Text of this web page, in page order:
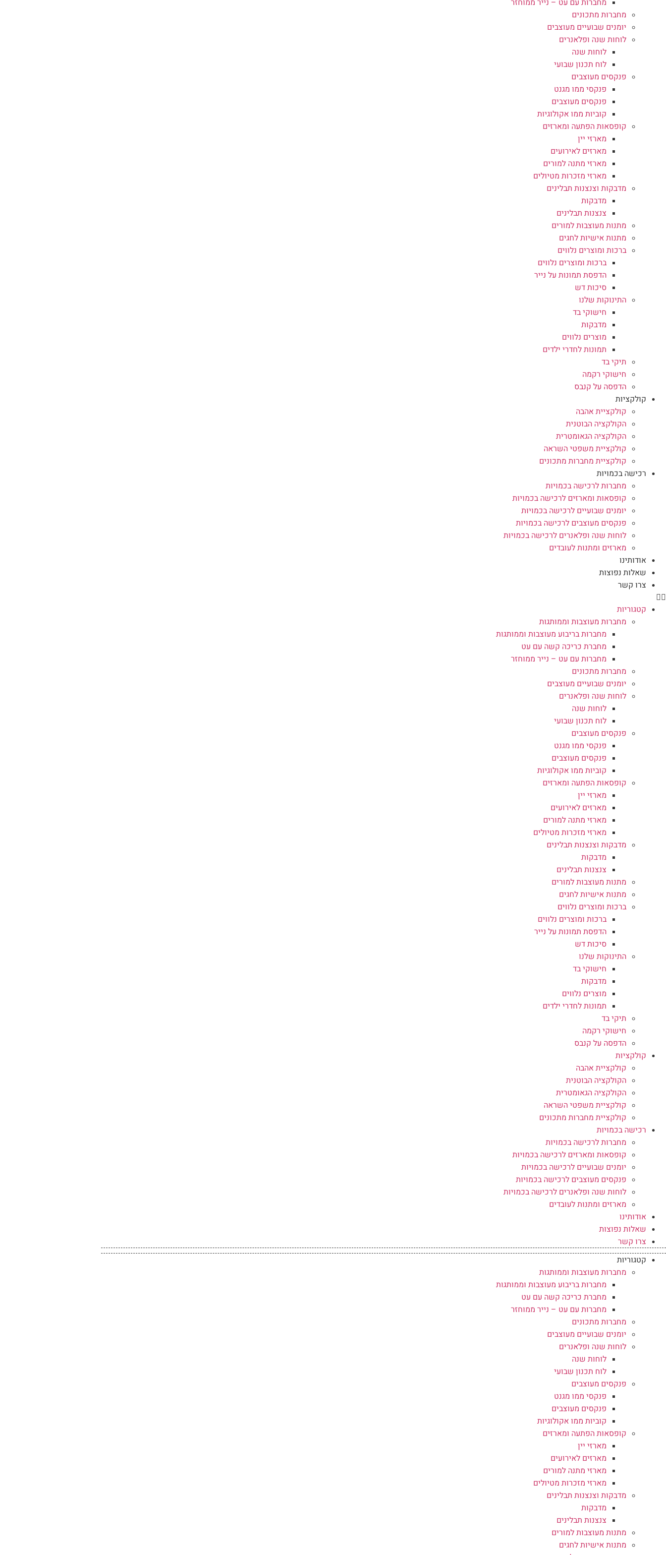
מחברות מתכונים
יומנים שבועיים מעוצבים
לוחות שנה ופלאנרים
לוחות שנה
לוח תכנון שבועי
פנקסים מעוצבים
פנקסי ממו מגנט
פנקסים מעוצבים
קוביות ממו אקולוגיות
קופסאות הפתעה ומארזים
מארזי יין
מארזים לאירועים
מארזי מתנה למורים
מארזי מזכרות מטיולים
מדבקות וצנצנות תבלינים
מדבקות
צנצנות תבלינים
מתנות מעוצבות למורים
מתנות אישיות לחגים
ברכות ומוצרים נלווים
ברכות ומוצרים נלווים
הדפסת תמונות על נייר
סיכות דש
התינוקות שלנו
חישוקי בד
מדבקות
מוצרים נלווים
תמונות לחדרי ילדים
תיקי בד
חישוקי רקמה
הדפסה על קנבס
קולקציות
קולקציית אהבה
הקולקציה הבוטנית
הקולקציה הגאומטרית
קולקציית משפטי השראה
קולקציית מחברות מתכונים
רכישה בכמויות
מחברות לרכישה בכמויות
קופסאות ומארזים לרכישה בכמויות
יומנים שבועיים לרכישה בכמויות
פנקסים מעוצבים לרכישה בכמויות
לוחות שנה ופלאנרים לרכישה בכמויות
מארזים ומתנות לעובדים
אודותינו
שאלות נפוצות
צרו קשר
קטגוריות
מחברות מעוצבות וממותגות
מחברות בריבוע מעוצבות וממותגות
מחברת כריכה קשה עם עט
מחברות עם עט – נייר ממוחזר
מחברות מתכונים
יומנים שבועיים מעוצבים
לוחות שנה ופלאנרים
לוחות שנה
לוח תכנון שבועי
פנקסים מעוצבים
פנקסי ממו מגנט
פנקסים מעוצבים
קוביות ממו אקולוגיות
קופסאות הפתעה ומארזים
מארזי יין
מארזים לאירועים
מארזי מתנה למורים
מארזי מזכרות מטיולים
מדבקות וצנצנות תבלינים
מדבקות
צנצנות תבלינים
מתנות מעוצבות למורים
מתנות אישיות לחגים
ברכות ומוצרים נלווים
ברכות ומוצרים נלווים
הדפסת תמונות על נייר
סיכות דש
התינוקות שלנו
חישוקי בד
מדבקות
מוצרים נלווים
תמונות לחדרי ילדים
תיקי בד
חישוקי רקמה
הדפסה על קנבס
קולקציות
קולקציית אהבה
הקולקציה הבוטנית
הקולקציה הגאומטרית
קולקציית משפטי השראה
קולקציית מחברות מתכונים
רכישה בכמויות
מחברות לרכישה בכמויות
קופסאות ומארזים לרכישה בכמויות
יומנים שבועיים לרכישה בכמויות
פנקסים מעוצבים לרכישה בכמויות
לוחות שנה ופלאנרים לרכישה בכמויות
מארזים ומתנות לעובדים
אודותינו
שאלות נפוצות
צרו קשר
קטגוריות
מחברות מעוצבות וממותגות
מחברות בריבוע מעוצבות וממותגות
מחברת כריכה קשה עם עט
מחברות עם עט – נייר ממוחזר
מחברות מתכונים
יומנים שבועיים מעוצבים
לוחות שנה ופלאנרים
לוחות שנה
לוח תכנון שבועי
פנקסים מעוצבים
פנקסי ממו מגנט
פנקסים מעוצבים
קוביות ממו אקולוגיות
קופסאות הפתעה ומארזים
מארזי יין
מארזים לאירועים
מארזי מתנה למורים
מארזי מזכרות מטיולים
מדבקות וצנצנות תבלינים
מדבקות
צנצנות תבלינים
מתנות מעוצבות למורים
מתנות אישיות לחגים